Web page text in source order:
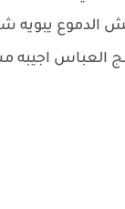
الدموع يبويه
العباس